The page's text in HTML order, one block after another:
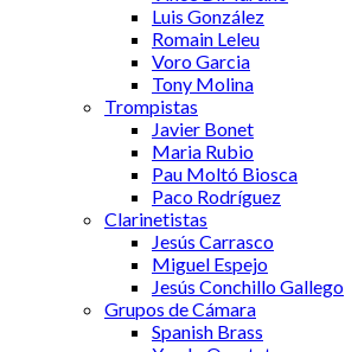
Luis González
Romain Leleu
Voro Garcia
Tony Molina
Trompistas
Javier Bonet
Maria Rubio
Pau Moltó Biosca
Paco Rodríguez
Clarinetistas
Jesús Carrasco
Miguel Espejo
Jesús Conchillo Gallego
Grupos de Cámara
Spanish Brass